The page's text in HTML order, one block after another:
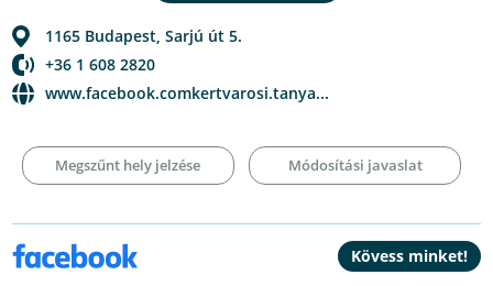
1165 Budapest,Sarjú út 5.
+36 1 608 2820
www.facebook.comkertvarosi.tanya...
Megszűnt hely jelzése Módosítási javaslat